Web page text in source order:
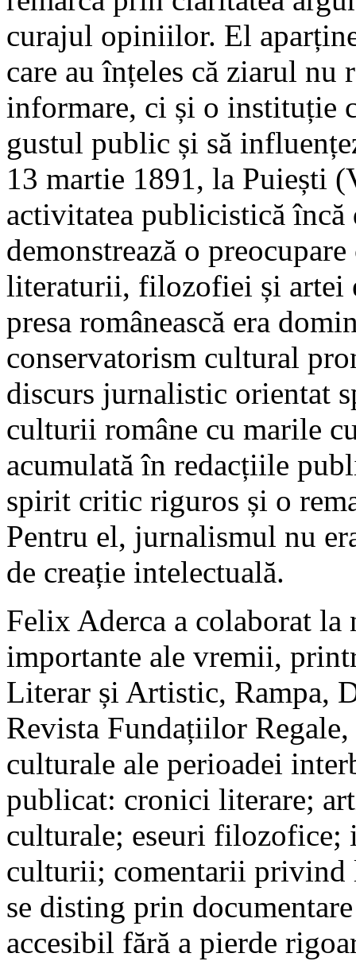
curajul opiniilor. El
care au înțeles că ziarul nu
informare, ci și o instituție
gustul public și să
13 martie 1891, la Puiești
activitatea publicistică
demonstrează o
literaturii, filozofiei și artei
presa românească era
conservatorism cultural
discurs jurnalistic orientat
culturii române cu marile
acumulată în redacțiile
spirit critic riguros și o
Pentru el, jurnalismul nu
de creație intelectuală.
Felix Aderca a colaborat la
importante ale vremii,
Literar și Artistic, Rampa,
Revista Fundațiilor
culturale ale perioadei
publicat: cronici literare;
culturale; eseuri filozofice;
culturii; comentarii privind
se disting prin
accesibil fără a pierde